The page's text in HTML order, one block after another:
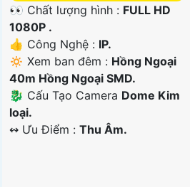
👀 Chất lượng hình : FULL HD
1080P .
👍 Công Nghệ : IP.
🔅 Xem ban đêm : Hồng Ngoại
40m Hồng Ngoại SMD.
🐉️ Cấu Tạo Camera Dome Kim
loại.
️↭ Ưu Điểm : Thu Âm.